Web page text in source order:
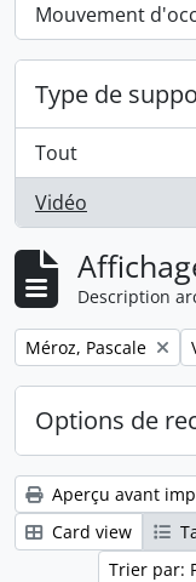
Mouvement
, 1 résultats
Type de
Tout
Vidéo
, 1 résultats
Description
Remove filter:
Méroz, Pascale
Options de
Aperçu avant
Card view
Trier par: